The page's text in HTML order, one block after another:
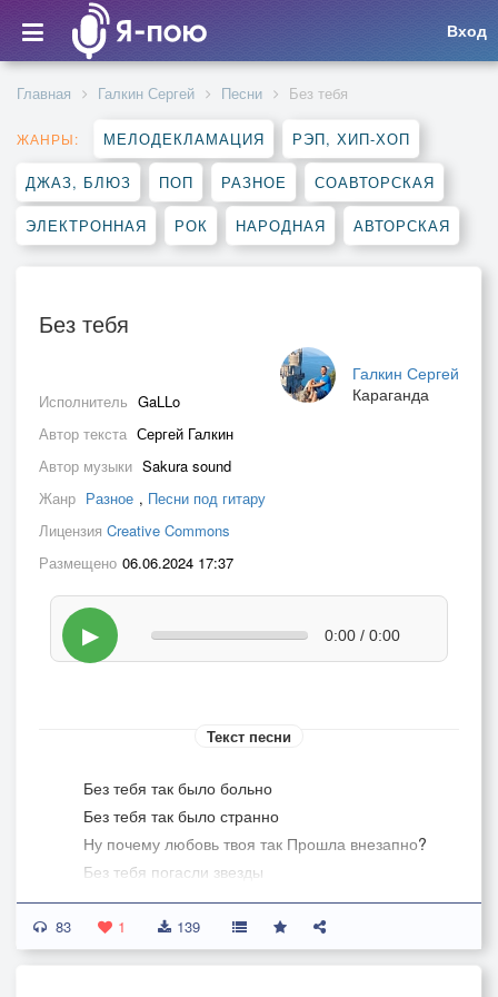
Вход
Главная Галкин Сергей Песни Без тебя
ЖАНРЫ: МЕЛОДЕКЛАМАЦИЯ РЭП, ХИП-ХОП
ДЖАЗ, БЛЮЗ ПОП РАЗНОЕ СОАВТОРСКАЯ
ЭЛЕКТРОННАЯ РОК НАРОДНАЯ АВТОРСКАЯ
Без тебя
Галкин Сергей
Караганда
Исполнитель GaLLo
Автор текста Сергей Галкин
Автор музыки Sakura sound
Жанр Разное , Песни под гитару
Лицензия Creative Commons
Размещено 06.06.2024 17:37
▶ 0:00 / 0:00
Текст песни
Без тебя так было больно
Без тебя так было странно
Ну почему любовь твоя так Прошла внезапно?
Без тебя погасли звезды
Без тебя не светит солнце
В голове моей опять ты
Ну несерьёзно
83 1 139